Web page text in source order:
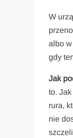
W
albo
gdy
Jak
to.
rura,
nie